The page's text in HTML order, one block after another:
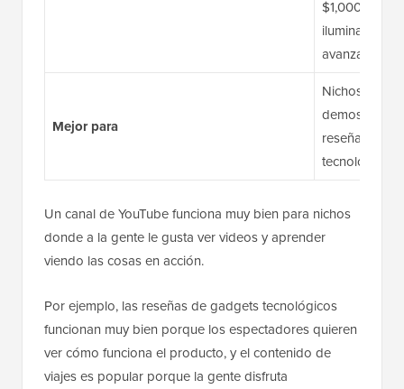
$1,000+ para
iluminación y
avanzadas.
Mejor para
Nichos que
reseñas de
tecnológicos,
Un canal de YouTube funciona muy bien para nichos
donde a la gente le gusta ver videos y aprender
viendo las cosas en acción.
Por ejemplo, las reseñas de gadgets tecnológicos
funcionan muy bien porque los espectadores quieren
ver cómo funciona el producto, y el contenido de
viajes es popular porque la gente disfruta